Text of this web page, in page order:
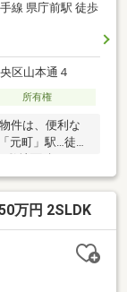
線 県庁前駅 徒歩
区山本通４
所有権
件は、便利な
元町」駅…徒歩
コンパクト
ォームのご相
検討下さい！
・市立神戸生田
小規模保育園…
万円 2SLDK